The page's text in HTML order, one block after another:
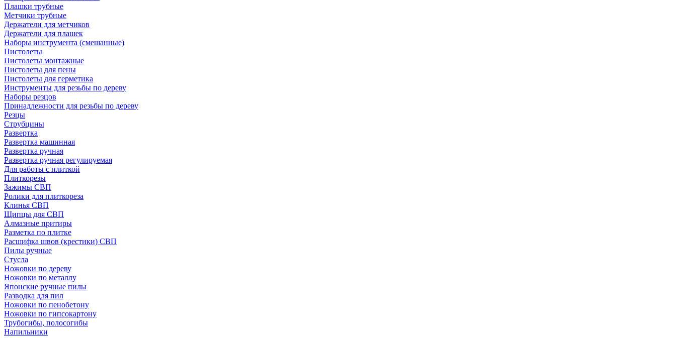
Плашки трубные
Метчики трубные
Держатели для метчиков
Держатели для плашек
Наборы инструмента (смешанные)
Пистолеты
Пистолеты монтажные
Пистолеты для пены
Пистолеты для герметика
Инструменты для резьбы по дереву
Наборы резцов
Принадлежности для резьбы по дереву
Резцы
Струбцины
Развертка
Развертка машинная
Развертка ручная
Развертка ручная регулируемая
Для работы с плиткой
Плиткорезы
Зажимы СВП
Ролики для плиткореза
Клинья СВП
Щипцы для СВП
Алмазные притиры
Разметка по плитке
Расшифка швов (крестики) СВП
Пилы ручные
Стусла
Ножовки по дереву
Ножовки по металлу
Японские ручные пилы
Разводка для пил
Ножовки по пенобетону
Ножовки по гипсокартону
Трубогибы, полосогибы
Напильники